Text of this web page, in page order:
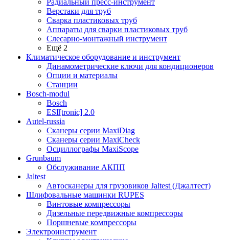
Радиальный пресс-инструмент
Верстаки для труб
Сварка пластиковых труб
Аппараты для сварки пластиковых труб
Слесарно-монтажный инструмент
Ещё 2
Климатическое оборудование и инструмент
Динамометрические ключи для кондиционеров
Опции и материалы
Станции
Bosch-modul
Bosch
ESI[tronic] 2.0
Autel-russia
Сканеры серии MaxiDiag
Сканеры серии MaxiCheck
Осциллографы MaxiScope
Grunbaum
Обслуживание АКПП
Jaltest
Автосканеры для грузовиков Jaltest (Джалтест)
Шлифовальные машинки RUPES
Винтовые компрессоры
Дизельные передвижные компрессоры
Поршневые компрессоры
Электроинструмент